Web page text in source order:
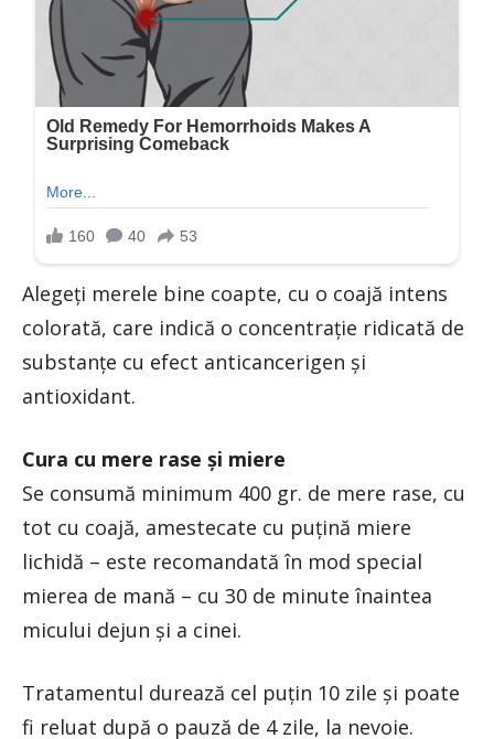
Alegeţi merele bine coapte, cu o coajă intens
colorată, care indică o concentraţie ridicată de
substanţe cu efect anticancerigen şi
antioxidant.
Cura cu mere rase şi miere
Se consumă minimum 400 gr. de mere rase, cu
tot cu coajă, amestecate cu puţină miere
lichidă – este recomandată în mod special
mierea de mană – cu 30 de minute înaintea
micului dejun şi a cinei.
Tratamentul durează cel puţin 10 zile şi poate
fi reluat după o pauză de 4 zile, la nevoie.